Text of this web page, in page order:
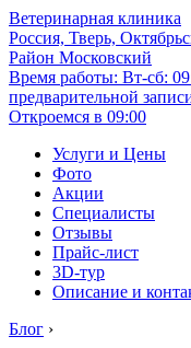
Ветеринарная клиника
Россия, Тверь,
Район Московский
Время работы: Вт-сб:
предварительной
Откроемся в 09:00
Услуги и Цены
Фото
Акции
Специалисты
Отзывы
Прайс-лист
3D-тур
Описание и
Блог ›